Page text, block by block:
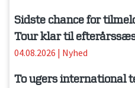
Sidste chance for
Tour klar til
04.08.2026 | Nyhed
To ugers international